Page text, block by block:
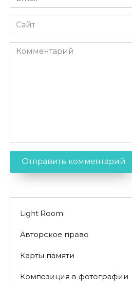
Сайт
Комментарий
Light Room
Авторское право
Карты памяти
Композиция в фотографии